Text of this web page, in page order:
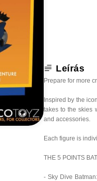
Leírás
Prepare for more
Inspired by the
takes to the skies
and accessories.
Each figure is
THE 5 POINTS
- Sky Dive